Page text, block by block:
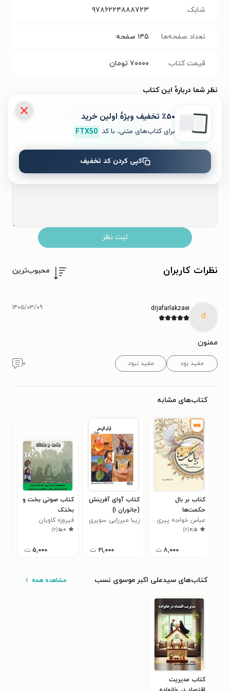
شابک ۹۷۸۶۲۲۴۸۸۸۷۲۳
تعداد صفحه‌ها ۱۴۵ صفحه
قیمت کتاب ۷۰۰۰۰ تومان
نظر شما دربارهٔ این کتاب
به این کتاب چه امتیازی می‌دهید؟
ثبت نظر
نظرات کاربران محبوب‌ترین
d
drjafarlakzaei ۱۴۰۵/۰۳/۰۹
ممنون
مفید بود مفید نبود ۰
کتاب‌های مشابه
کتاب بر بال
حکمت‌ها
عباس خواجه پیری
۲٫۵(۲)
۸,۰۰۰ ت
کتاب آوای آفرینش
(جانوران ۱)
زیبا میرزایی سویری
۲۱,۰۰۰ ت
کتاب صوتی بخت و
بختک
فیروزه کاویان
۵٫۰(۲)
۵,۰۰۰ ت
کتاب‌های سیدعلی اکبر موسوی نسب مشاهده همه
کتاب مدیریت
٪۵۰ تخفیف ویژۀ اولین خرید
برای کتاب‌های متنی، با کد FTX50
کپی کردن کد تخفیف